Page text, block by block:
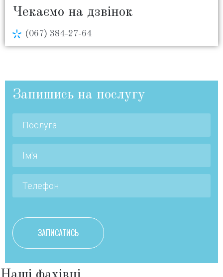
Чекаємо на дзвінок
(067) 384-27-64
Запишись на послугу